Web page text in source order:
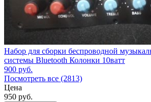
Набор для сборки беспроводной
системы Bluetooth Колонки 10ватт
900 руб.
Посмотреть все (2813)
Цена
950 руб.